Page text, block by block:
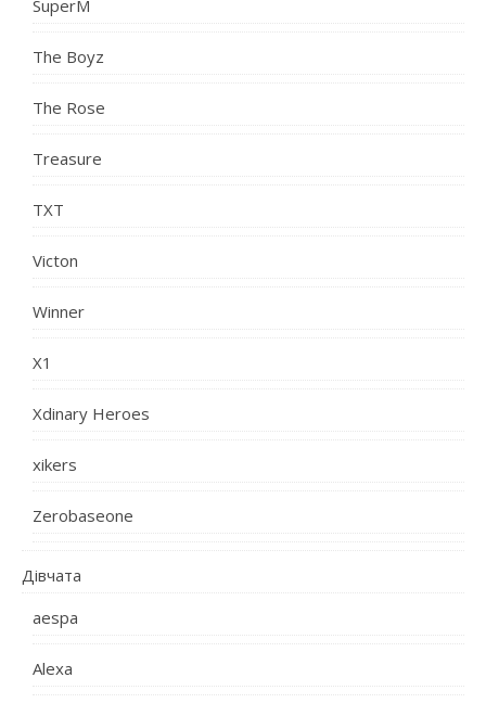
SuperM
The Boyz
The Rose
Treasure
TXT
Victon
Winner
X1
Xdinary Heroes
xikers
Zerobaseone
Дівчата
aespa
Alexa